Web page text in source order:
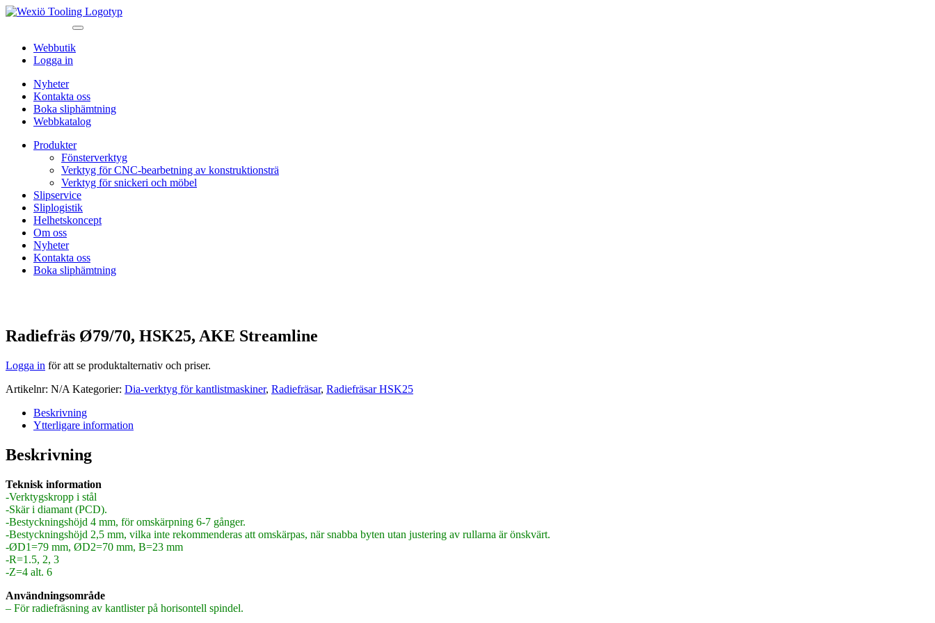
Webbutik
Logga in
Nyheter
Kontakta oss
Boka sliphämtning
Webbkatalog
Produkter
Fönsterverktyg
Verktyg för CNC-bearbetning av konstruktionsträ
Verktyg för snickeri och möbel
Slipservice
Sliplogistik
Helhetskoncept
Om oss
Nyheter
Kontakta oss
Boka sliphämtning
Radiefräs Ø79/70, HSK25, AKE Streamline
Logga in för att se produktalternativ och priser.
Artikelnr: N/A Kategorier: Dia-verktyg för kantlistmaskiner, Radiefräsar, Radiefräsar HSK25
Beskrivning
Ytterligare information
Beskrivning
Teknisk information
-Verktygskropp i stål
-Skär i diamant (PCD).
-Bestyckningshöjd 4 mm, för omskärpning 6-7 gånger.
-Bestyckningshöjd 2,5 mm, vilka inte rekommenderas att omskärpas, när snabba byten utan justering av rullarna är önskvärt.
-ØD1=79 mm, ØD2=70 mm, B=23 mm
-R=1.5, 2, 3
-Z=4 alt. 6
Användningsområde
– För radiefräsning av kantlister på horisontell spindel.